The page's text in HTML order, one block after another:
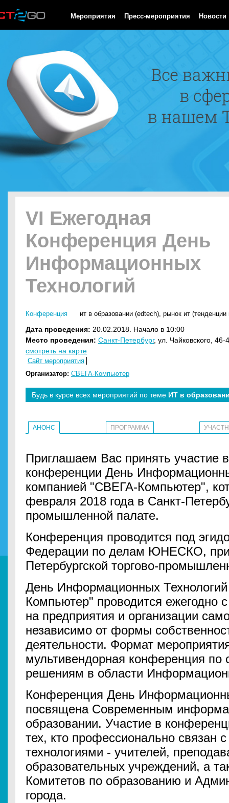
Мероприятия Пресс-мероприятия Новости
VI Ежегодная
Конференция День
Информационных
Технологий
Конференция ит в образовании (edtech), рынок ит (тенденции
Дата проведения: 20.02.2018. Начало в 10:00
Место проведения: Санкт-Петербург, ул. Чайковского, 46-
смотреть на карте
Сайт мероприятия
Организатор: СВЕГА-Компьютер
Будь в курсе всех мероприятий по теме ИТ в
АНОНС ПРОГРАММА
Приглашаем Вас принять участие
конференции День
компанией "СВЕГА-Компьютер",
февраля 2018 года в Санкт-
промышленной палате.
Конференция проводится под
Федерации по делам ЮНЕСКО, при
Петербургской торгово-
День Информационных
Компьютер" проводится ежегодно
на предприятия и организации
независимо от формы
деятельности. Формат
мультивендорная конференция
решениям в области
Конференция День
посвящена Современным
образовании. Участие в
тех, кто профессионально связан
технологиями - учителей,
образовательных учреждений, а
Комитетов по образованию и
города.